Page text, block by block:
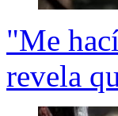
"Me
revela